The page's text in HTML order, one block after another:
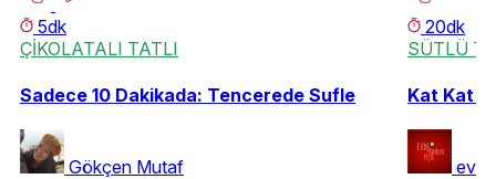
5dk
ÇİKOLATALI TATLI
Sadece 10 Dakikada: Tencerede Sufle
Gökçen Mutaf
20dk
SÜTLÜ
Kat Kat